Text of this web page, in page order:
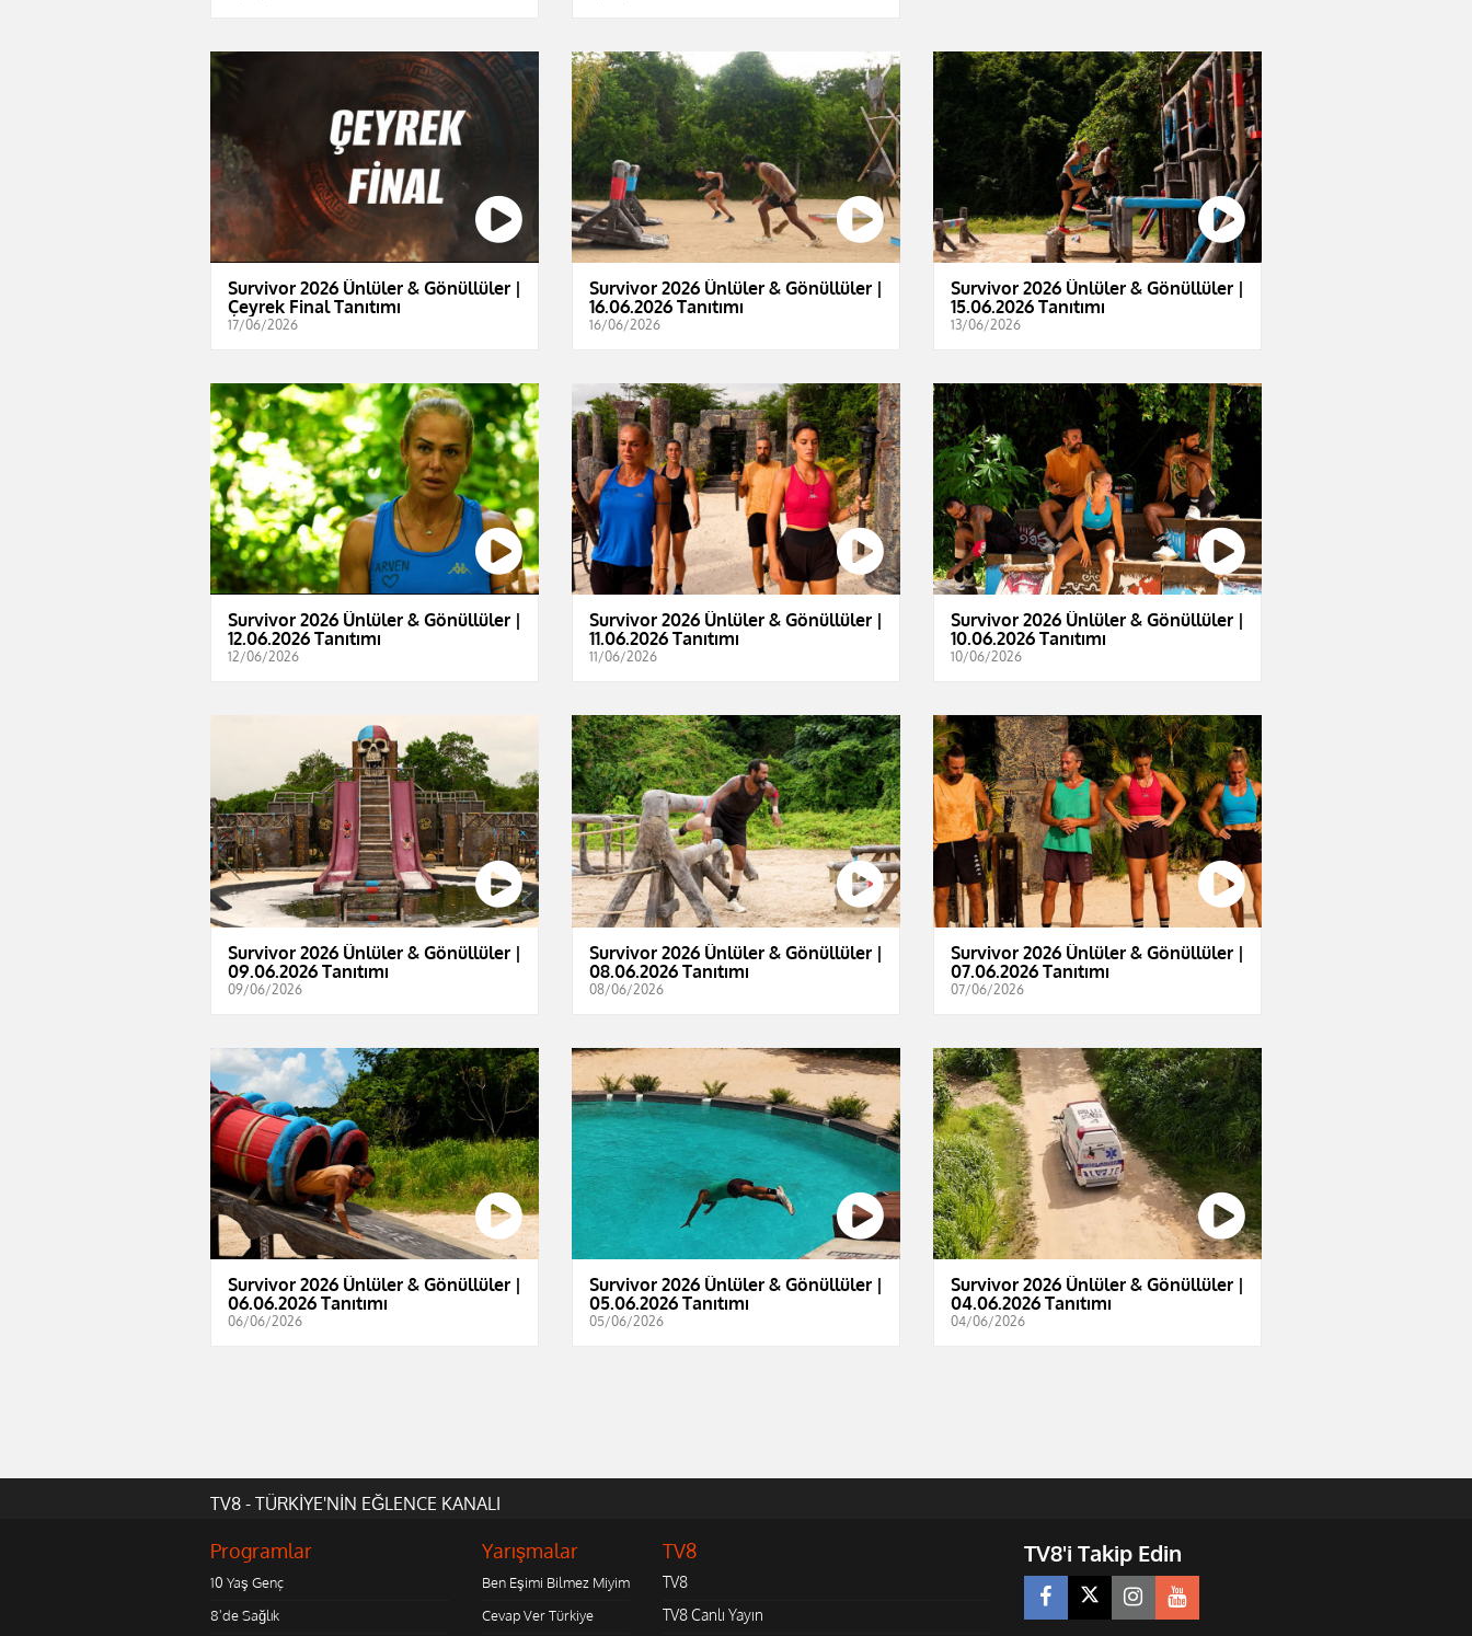
Survivor 2026 Ünlüler & Gönüllüler |
Çeyrek Final Tanıtımı
17/06/2026
Survivor 2026 Ünlüler & Gönüllüler |
16.06.2026 Tanıtımı
16/06/2026
Survivor 2026 Ünlüler & Gönüllüler |
15.06.2026 Tanıtımı
13/06/2026
Survivor 2026 Ünlüler & Gönüllüler |
12.06.2026 Tanıtımı
12/06/2026
Survivor 2026 Ünlüler & Gönüllüler |
11.06.2026 Tanıtımı
11/06/2026
Survivor 2026 Ünlüler & Gönüllüler |
10.06.2026 Tanıtımı
10/06/2026
Survivor 2026 Ünlüler & Gönüllüler |
09.06.2026 Tanıtımı
09/06/2026
Survivor 2026 Ünlüler & Gönüllüler |
08.06.2026 Tanıtımı
08/06/2026
Survivor 2026 Ünlüler & Gönüllüler |
07.06.2026 Tanıtımı
07/06/2026
Survivor 2026 Ünlüler & Gönüllüler |
06.06.2026 Tanıtımı
06/06/2026
Survivor 2026 Ünlüler & Gönüllüler |
05.06.2026 Tanıtımı
05/06/2026
Survivor 2026 Ünlüler & Gönüllüler |
04.06.2026 Tanıtımı
04/06/2026
TV8 - TÜRKİYE'NİN EĞLENCE KANALI
Programlar
10 Yaş Genç
8'de Sağlık
Yarışmalar
Ben Eşimi Bilmez Miyim
Cevap Ver Türkiye
TV8
TV8
TV8 Canlı Yayın
TV8'i Takip Edin